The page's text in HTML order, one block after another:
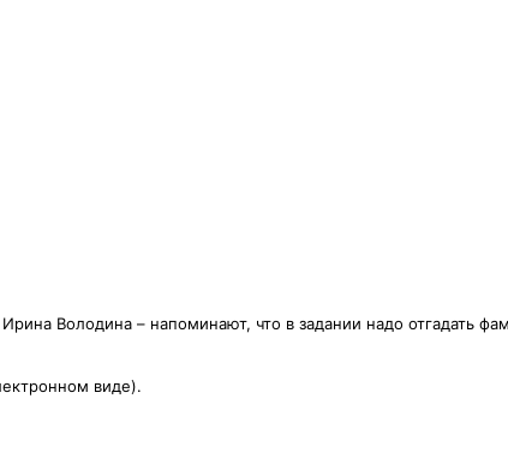
Володина – напоминают, что в задании надо отгадать
виде).